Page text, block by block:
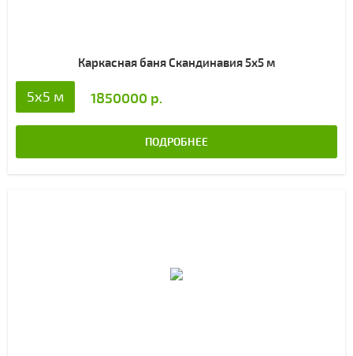
Каркасная баня Скандинавия 5х5 м
5х5 м 1850000 р.
ПОДРОБНЕЕ